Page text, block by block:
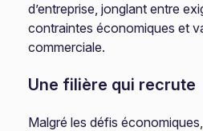
d’entreprise, jonglant entre
contraintes économiques et
commerciale.
Une filière qui recrute
Malgré les défis